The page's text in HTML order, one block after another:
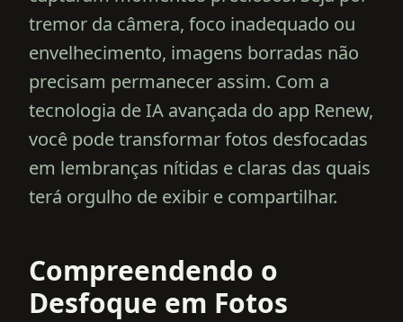
tremor da câmera, foco inadequado ou
envelhecimento, imagens borradas não
precisam permanecer assim. Com a
tecnologia de IA avançada do app Renew,
você pode transformar fotos desfocadas
em lembranças nítidas e claras das quais
terá orgulho de exibir e compartilhar.
Compreendendo o
Desfoque em Fotos